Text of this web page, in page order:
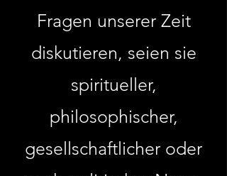
Fragen unserer Zeit
diskutieren, seien sie
spiritueller,
philosophischer,
gesellschaftlicher oder